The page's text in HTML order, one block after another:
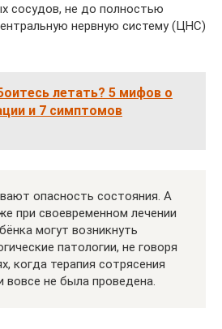
сосудов, не до полностью
нервную систему (ЦНС)
летать? 5 мифов о
и 7 симптомов
опасность состояния. А
при своевременном лечении
могут возникнуть
патологии, не говоря
когда терапия сотрясения
не была проведена.